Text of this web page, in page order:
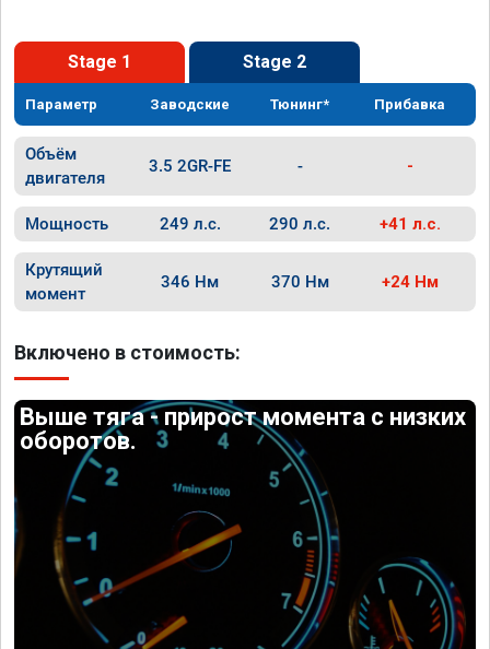
Stage 1 Stage 2
Параметр Заводские Тюнинг* Прибавка
Объём
двигателя
3.5 2GR-FE - -
Мощность 249 л.с. 290 л.с. +41 л.с.
Крутящий
момент
346 Нм 370 Нм +24 Нм
Включено в стоимость:
Выше тяга - прирост момента с низких
оборотов.